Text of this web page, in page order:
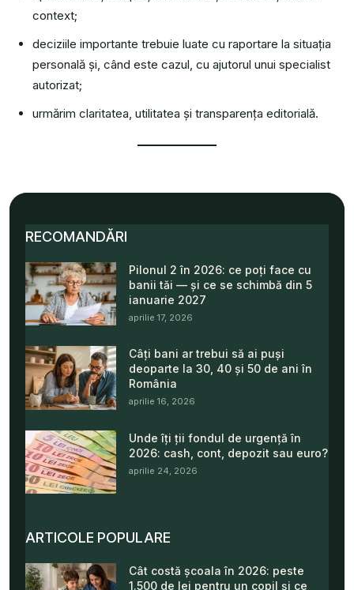
context;
deciziile importante trebuie luate cu raportare la situația
personală și, când este cazul, cu ajutorul unui specialist
autorizat;
urmărim claritatea, utilitatea și transparența editorială.
RECOMANDĂRI
Pilonul 2 în 2026: ce poți face cu
banii tăi — și ce se schimbă din 5
ianuarie 2027
aprilie 17, 2026
Câți bani ar trebui să ai puși
deoparte la 30, 40 și 50 de ani în
România
aprilie 16, 2026
Unde îți ții fondul de urgență în
2026: cash, cont, depozit sau euro?
aprilie 24, 2026
ARTICOLE POPULARE
Cât costă școala în 2026: peste
1.500 de lei pentru un copil și ce